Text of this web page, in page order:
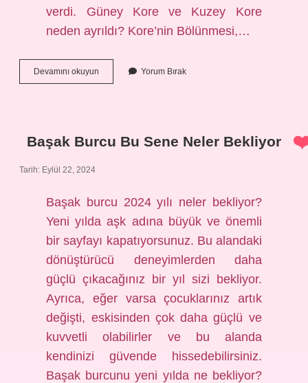
verdi. Güney Kore ve Kuzey Kore
neden ayrıldı? Kore’nin Bölünmesi,…
Devamını okuyun
Nasıl
Yorum Bırak
Başak Burcu Bu Sene Neler Bekliyor
Tarih: Eylül 22, 2024
Başak burcu 2024 yılı neler bekliyor?
Yeni yılda aşk adına büyük ve önemli
bir sayfayı kapatıyorsunuz. Bu alandaki
dönüştürücü deneyimlerden daha
güçlü çıkacağınız bir yıl sizi bekliyor.
Ayrıca, eğer varsa çocuklarınız artık
değişti, eskisinden çok daha güçlü ve
kuvvetli olabilirler ve bu alanda
kendinizi güvende hissedebilirsiniz.
Başak burcunu yeni yılda ne bekliyor?